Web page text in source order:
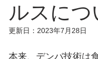
ルスにつ
更新日： 2023年7月28日
本来、デンバ技術は